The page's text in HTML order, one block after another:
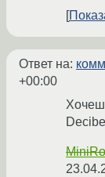
Ответ на:
+00:00